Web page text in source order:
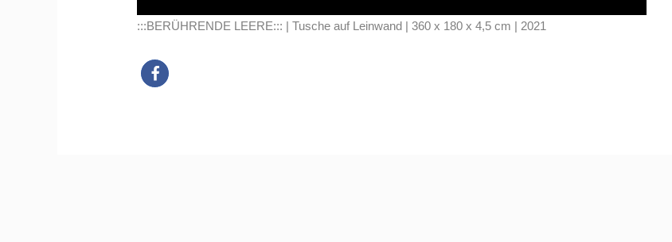
:::BERÜHRENDE LEERE::: | Tusche auf Leinwand | 360 x 180 x 4,5 cm | 2021